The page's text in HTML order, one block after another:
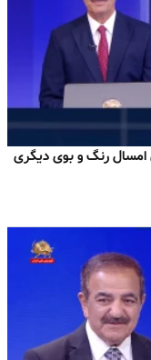
امسال رنگ و بوی دیگری